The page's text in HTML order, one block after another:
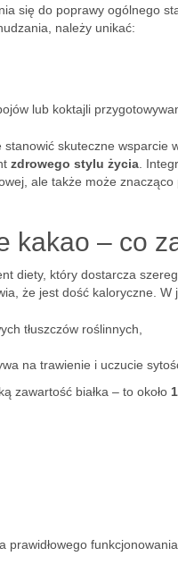
się do poprawy ogólnego
należy unikać:
lub koktajli
stanowić skuteczne
zdrowego stylu życia .
ale także może znacząco
kakao – co
diety, który dostarcza
że jest dość kaloryczne. W
tłuszczów roślinnych,
na trawienie i uczucie
zawartość białka – to około
prawidłowego